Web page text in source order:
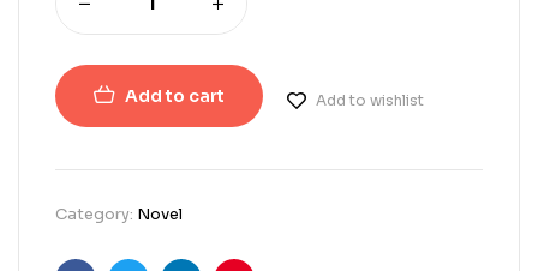
Add to cart Add to wishlist
Category: Novel